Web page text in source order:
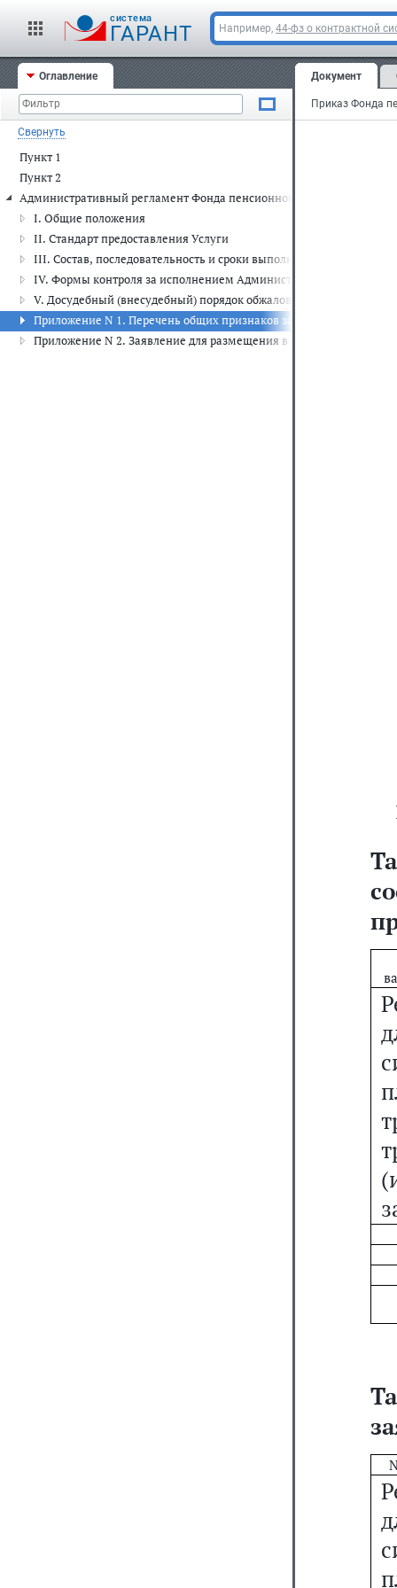
cистема
ГАРАНТ Например, 44-фз о контрактной
Оглавление
Свернуть
Пункт 1
Пункт 2
Административный регламент Фонда пенсионного и социального
I. Общие положения
II. Стандарт предоставления Услуги
III. Состав, последовательность и сроки выполнения
IV. Формы контроля за исполнением Административного
V. Досудебный (внесудебный) порядок обжалования решений и
Приложение N 1. Перечень общих признаков заявителей, а также
Приложение N 2. Заявление для размещения в государственной
Документ